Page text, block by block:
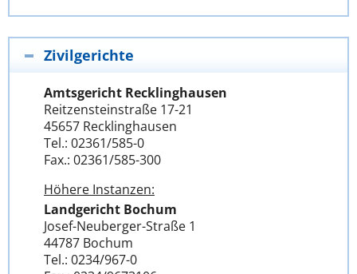
Zivilgerichte
Amtsgericht Recklinghausen
Reitzensteinstraße 17-21
45657 Recklinghausen
Tel.: 02361/585-0
Fax.: 02361/585-300
Höhere Instanzen:
Landgericht Bochum
Josef-Neuberger-Straße 1
44787 Bochum
Tel.: 0234/967-0